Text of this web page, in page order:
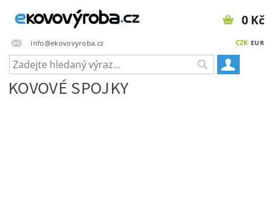
info@ekovovyroba.cz CZK EUR
0 Kč
KOVOVÉ SPOJKY